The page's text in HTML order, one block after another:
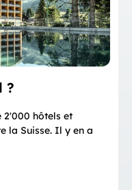
?
2'000 hôtels et
la Suisse. Il y en a